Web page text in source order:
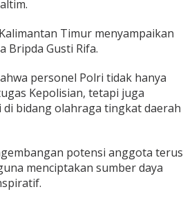
Timur menyampaikan
Bripda Gusti Rifa.
personel Polri tidak hanya
Kepolisian, tetapi juga
bidang olahraga tingkat daerah
potensi anggota terus
menciptakan sumber daya